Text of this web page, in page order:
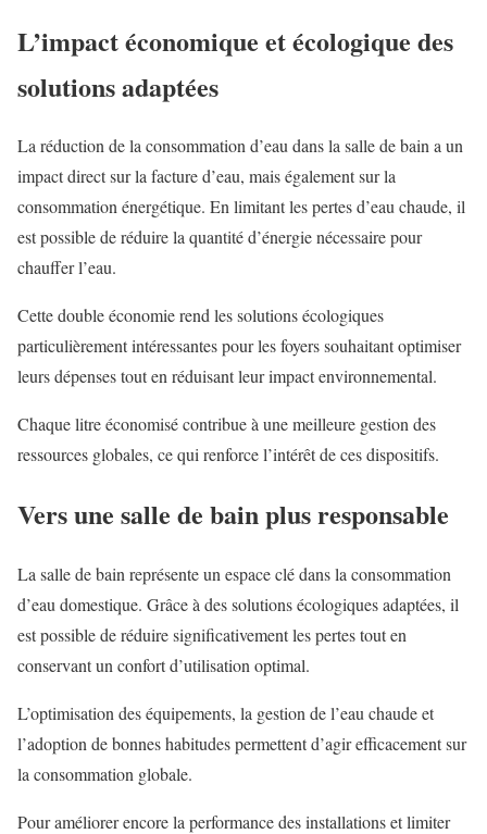
L’impact économique et écologique des
solutions adaptées
La réduction de la consommation d’eau dans la salle de bain a un
impact direct sur la facture d’eau, mais également sur la
consommation énergétique. En limitant les pertes d’eau chaude, il
est possible de réduire la quantité d’énergie nécessaire pour
chauffer l’eau.
Cette double économie rend les solutions écologiques
particulièrement intéressantes pour les foyers souhaitant optimiser
leurs dépenses tout en réduisant leur impact environnemental.
Chaque litre économisé contribue à une meilleure gestion des
ressources globales, ce qui renforce l’intérêt de ces dispositifs.
Vers une salle de bain plus responsable
La salle de bain représente un espace clé dans la consommation
d’eau domestique. Grâce à des solutions écologiques adaptées, il
est possible de réduire significativement les pertes tout en
conservant un confort d’utilisation optimal.
L’optimisation des équipements, la gestion de l’eau chaude et
l’adoption de bonnes habitudes permettent d’agir efficacement sur
la consommation globale.
Pour améliorer encore la performance des installations et limiter